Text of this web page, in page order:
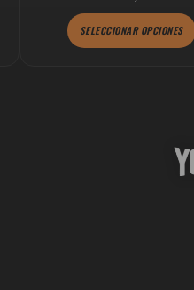
SELECCIONAR OPCIONES
de
producto